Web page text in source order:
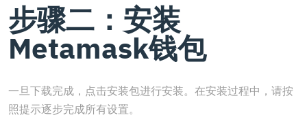
步骤二：安装
Metamask钱包
一旦下载完成，点击安装包进行安装。在安装过程中，请按
照提示逐步完成所有设置。